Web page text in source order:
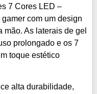
7 Cores LED –
com um design
As laterais de gel
prolongado e os 7
toque estético
alta durabilidade,